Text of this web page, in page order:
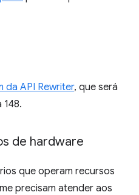
da API Rewriter, que será
148.
de hardware
que operam recursos
precisam atender aos